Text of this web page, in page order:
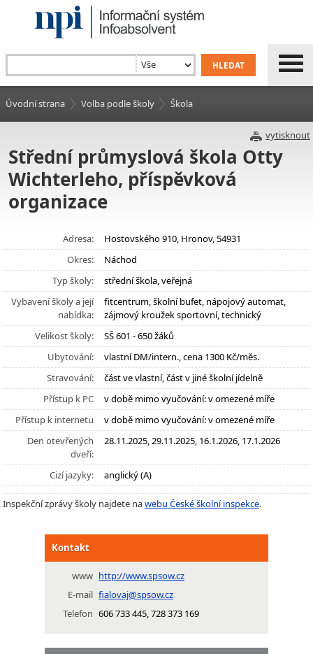
Úvodní strana Volba podle školy Škola
vytisknout
Střední průmyslová škola Otty
Wichterleho, příspěvková
organizace
Adresa:
Hostovského 910, Hronov, 54931
Okres:
Náchod
Typ školy:
střední škola, veřejná
Vybavení školy a její
nabídka:
fitcentrum, školní bufet, nápojový automat,
zájmový kroužek sportovní, technický
Velikost školy:
SŠ 601 - 650 žáků
Ubytování:
vlastní DM/intern., cena 1300 Kč/měs.
Stravování:
část ve vlastní, část v jiné školní jídelně
Přístup k PC
v době mimo vyučování: v omezené míře
Přístup k internetu
v době mimo vyučování: v omezené míře
Den otevřených
dveří:
28.11.2025, 29.11.2025, 16.1.2026, 17.1.2026
Cizí jazyky: anglický (A)
Inspekční zprávy školy najdete nawebu České školní inspekce.
Kontakt
www http://www.spsow.cz
E-mail fialovaj@spsow.cz
Telefon 606 733 445, 728 373 169